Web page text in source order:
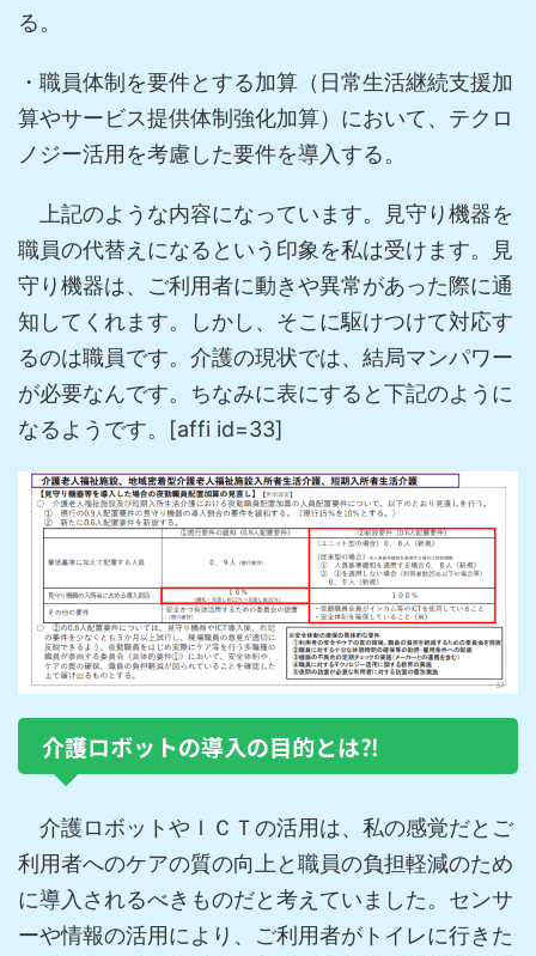
る。
・職員体制を要件とする加算（日常生活継続支援加
算やサービス提供体制強化加算）において、テクロ
ノジー活用を考慮した要件を導入する。
上記のような内容になっています。見守り機器を
職員の代替えになるという印象を私は受けます。見
守り機器は、ご利用者に動きや異常があった際に通
知してくれます。しかし、そこに駆けつけて対応す
るのは職員です。介護の現状では、結局マンパワー
が必要なんです。ちなみに表にすると下記のように
なるようです。[affi id=33]
介護ロボットの導入の目的とは⁈
介護ロボットやＩＣＴの活用は、私の感覚だとご
利用者へのケアの質の向上と職員の負担軽減のため
に導入されるべきものだと考えていました。センサ
ーや情報の活用により、ご利用者がトイレに行きた